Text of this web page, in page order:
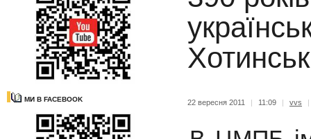
МИ В FACEBOOK 22 вересня 2011 | 11:09 | vvs |